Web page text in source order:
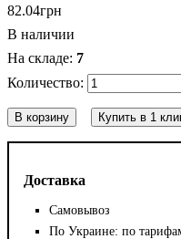
Доставка
Самовывоз
По Украине: по
82.04грн
В наличии
7
В корзину Купить в 1